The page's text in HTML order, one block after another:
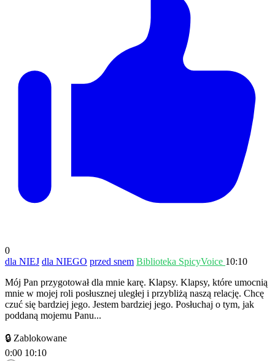
0
dla NIEJ dla NIEGO przed snem Biblioteka SpicyVoice 10:10
Mój Pan przygotował dla mnie karę. Klapsy. Klapsy, które umocnią
mnie w mojej roli posłusznej uległej i przybliżą naszą relację. Chcę
czuć się bardziej jego. Jestem bardziej jego. Posłuchaj o tym, jak
poddaną mojemu Panu...
🔒 Zablokowane
0:00 10:10